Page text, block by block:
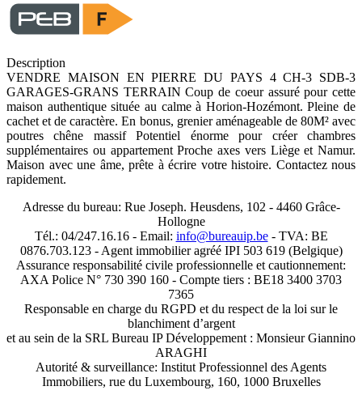
Description
VENDRE MAISON EN PIERRE DU PAYS 4 CH-3 SDB-3
GARAGES-GRANS TERRAIN Coup de coeur assuré pour cette
maison authentique située au calme à Horion-Hozémont. Pleine de
cachet et de caractère. En bonus, grenier aménageable de 80M² avec
poutres chêne massif Potentiel énorme pour créer chambres
supplémentaires ou appartement Proche axes vers Liège et Namur.
Maison avec une âme, prête à écrire votre histoire. Contactez nous
rapidement.
Adresse du bureau: Rue Joseph. Heusdens, 102 - 4460 Grâce-
Hollogne
Tél.: 04/247.16.16 - Email: info@bureauip.be- TVA: BE
0876.703.123 - Agent immobilier agréé IPI 503 619 (Belgique)
Assurance responsabilité civile professionnelle et cautionnement:
AXA Police N° 730 390 160 - Compte tiers : BE18 3400 3703
7365
Responsable en charge du RGPD et du respect de la loi sur le
blanchiment d’argent
et au sein de la SRL Bureau IP Développement : Monsieur Giannino
ARAGHI
Autorité & surveillance: Institut Professionnel des Agents
Immobiliers, rue du Luxembourg, 160, 1000 Bruxelles